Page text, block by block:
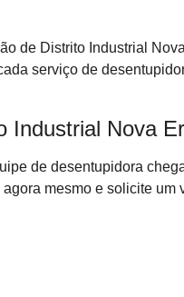
de Distrito Industrial
serviço de
Industrial Nova
de desentupidora
mesmo e solicite um